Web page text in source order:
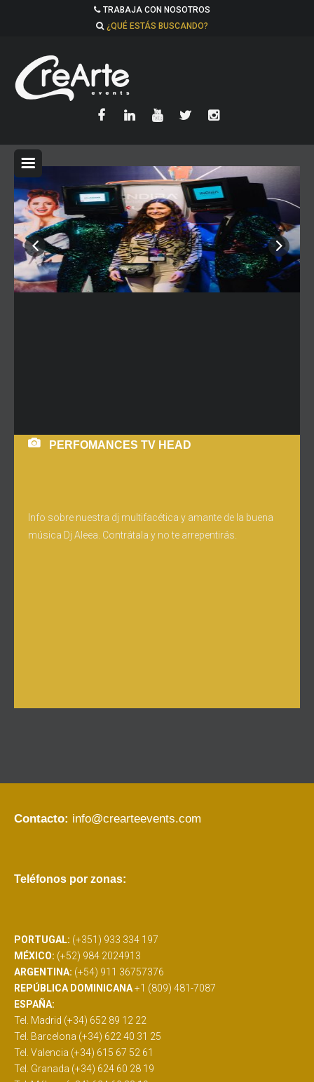
TRABAJA CON NOSOTROS
¿QUÉ ESTÁS BUSCANDO?
PERFOMANCES TV HEAD
Info sobre nuestra dj multifacética y amante de la buena
música Dj Aleea. Contrátala y no te arrepentirás.
Contacto: info@crearteevents.com
Teléfonos por zonas:
PORTUGAL: (+351) 933 334 197
MÉXICO: (+52) 984 2024913
ARGENTINA: (+54) 911 36757376
REPÚBLICA DOMINICANA+1 (809) 481-7087
ESPAÑA:
Tel. Madrid (+34) 652 89 12 22
Tel. Barcelona (+34) 622 40 31 25
Tel. Valencia (+34) 615 67 52 61
Tel. Granada (+34) 624 60 28 19